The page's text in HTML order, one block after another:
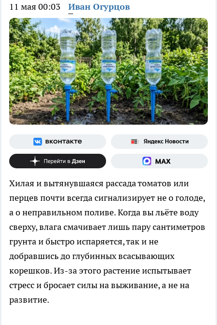
11 мая 00:03 Иван Огурцов
Хилая и вытянувшаяся рассада томатов или
перцев почти всегда сигнализирует не о голоде,
а о неправильном поливе. Когда вы льёте воду
сверху, влага смачивает лишь пару сантиметров
грунта и быстро испаряется, так и не
добравшись до глубинных всасывающих
корешков. Из-за этого растение испытывает
стресс и бросает силы на выживание, а не на
развитие.